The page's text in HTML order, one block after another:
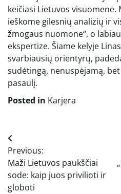
keičiasi Lietuvos
ieškome gilesnių analizių ir
žmogaus nuomone“, o
ekspertize. Šiame kelyje
svarbiausių orientyrų,
sudėtingą, nenuspėjamą,
pasaulį.
Posted in Karjera
Navigacija
tarp
įrašų
Previous:
Maži Lietuvos paukščiai
sode: kaip juos privilioti ir
globoti